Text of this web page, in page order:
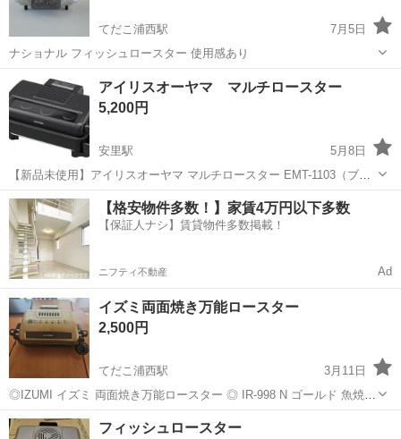
てだこ浦西駅
7月5日
ナショナル フィッシュロースター 使用感あり
沖縄 てだこ浦西駅
アイリスオーヤマ マルチロースター
5,200円
安里駅
5月8日
【新品未使用】アイリスオーヤマ マルチロースター EMT-1103（ブラ
ック） アイリスオーヤマのマルチロースターです。 魚焼きやお肉、ト
ーストなど幅広く使える便利な調理家電です。 新品未使用・未開封品
です。 （撮影のた...
沖縄 那覇市 安里駅 キッチン家電 ロースター
【格安物件多数！】家賃4万円以下多数
【保証人ナシ】賃貸物件多数掲載！
ニフティ不動産 Ad
イズミ両面焼き万能ロースター
2,500円
てだこ浦西駅
3月11日
◎IZUMI イズミ 両面焼き万能ロースター ◎ IR-998 N ゴールド 魚焼網
万能細目焼網 付き ◎開閉式 ◎蓋にサビありますが(画像2枚目) 中は
きれいだと思います。(画像3枚目) ◎問題なく使用できます。 ◎動...
沖縄 うるま市 キッチン家電
フィッシュロースター